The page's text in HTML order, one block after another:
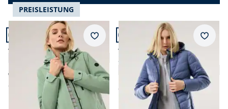
Artikel 1 von 4.
PREISLEISTUNG
Aquastop Jacke
4,6 (14)
ab € 199,99
ab € 159,99 (-20%)
Merkzettel
Artikel 2 von 4.
Aquastop Thermomantel
2.0
4,7 (38)
ab € 229,99